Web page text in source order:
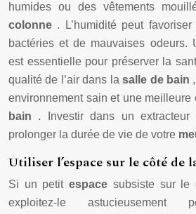
humides ou des vêtements
colonne . L’humidité peut
bactéries et de mauvaises odeurs.
est essentielle pour préserver la
qualité de l’air dans lasalle de bain
environnement sain et une meilleure
bain . Investir dans un extracteur
prolonger la durée de vie de votre
Utiliser l’espace sur le côté de
Si un petitespace subsiste sur
exploitez-le astucieusement